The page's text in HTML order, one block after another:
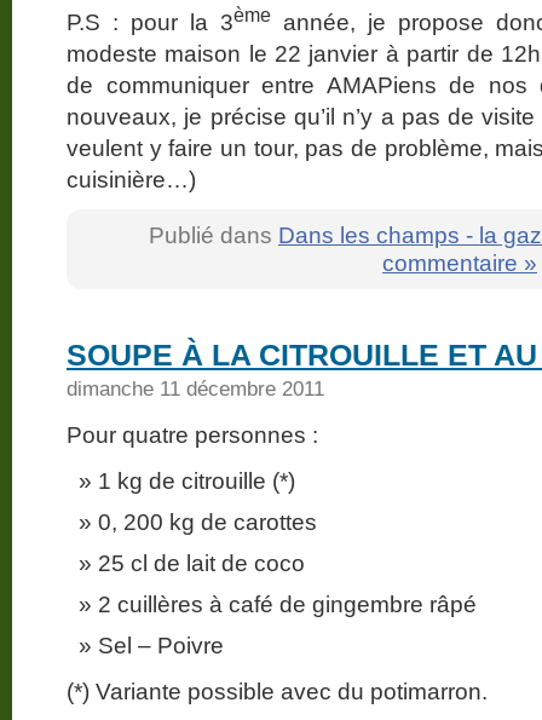
P.S : pour la 3ème année, je propose
modeste maison le 22 janvier à partir de
de communiquer entre AMAPiens de
nouveaux, je précise qu’il n’y a pas de
veulent y faire un tour, pas de problème,
cuisinière…)
Publié dans Dans les champs - la
commentaire »
SOUPE À LA CITROUILLE ET
dimanche 11 décembre 2011
Pour quatre personnes :
1 kg de citrouille (*)
0, 200 kg de carottes
25 cl de lait de coco
2 cuillères à café de gingembre râpé
Sel – Poivre
(*) Variante possible avec du potimarron.